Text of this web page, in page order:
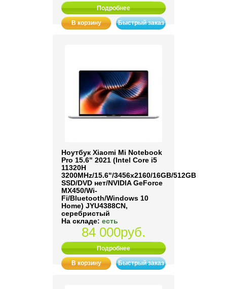
Подробнее
В корзину Быстрый заказ
Ноутбук Xiaomi Mi Notebook
Pro 15.6" 2021 (Intel Core i5
11320H
3200MHz/15.6"/3456x2160/16GB/512GB
SSD/DVD нет/NVIDIA GeForce
MX450/Wi-
Fi/Bluetooth/Windows 10
Home) JYU4388CN,
серебристый
На складе: есть
84 000руб.
Подробнее
В корзину Быстрый заказ